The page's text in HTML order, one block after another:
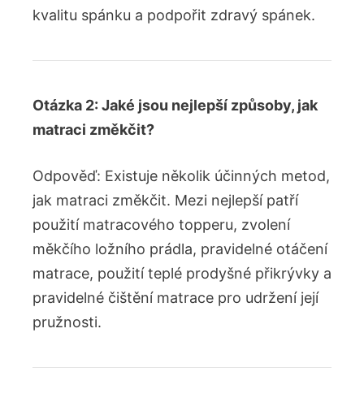
kvalitu spánku a podpořit zdravý spánek.
Otázka 2: Jaké jsou nejlepší způsoby, jak
matraci změkčit?
Odpověď: Existuje několik účinných metod,
jak matraci změkčit. Mezi nejlepší patří
použití matracového topperu, zvolení
měkčího ložního prádla, pravidelné otáčení
matrace, použití teplé prodyšné přikrývky a
pravidelné čištění matrace pro udržení její
pružnosti.